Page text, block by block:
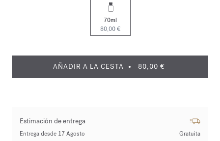
70ml
80,00 €
AÑADIR A LA CESTA 80,00 €
Estimación de entrega
Entrega desde 17 Agosto Gratuita